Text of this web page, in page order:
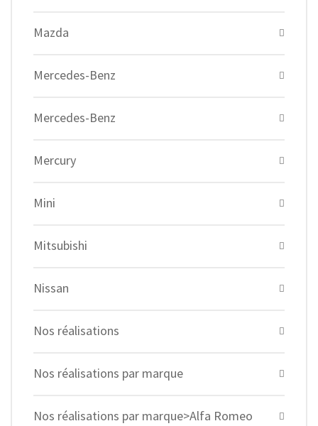
Mazda
Mercedes-Benz
Mercedes-Benz
Mercury
Mini
Mitsubishi
Nissan
Nos réalisations
Nos réalisations par marque
Nos réalisations par marque>Alfa Romeo